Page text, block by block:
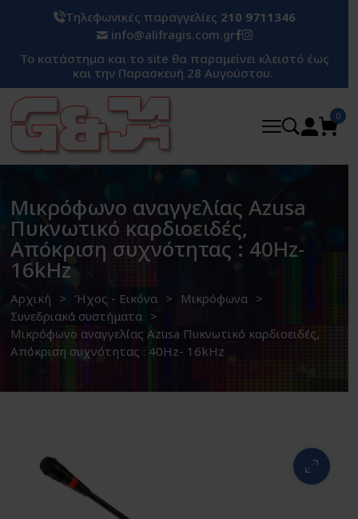
Το κατάστημα και το site θα παραμείνει κλειστό έως
και την Παρασκευή 28 Αυγούστου.
Τηλεφωνικές παραγγελίες 210 9711346
info@alifragis.com.gr
0
Μικρόφωνο αναγγελίας Azusa
Πυκνωτικό καρδιοειδές,
Απόκριση συχνότητας : 40Hz-
16kHz
Αρχική Ήχος - Εικόνα
Μικρόφωνα
Συνεδριακά συστήματα
Μικρόφωνο αναγγελίας Azusa Πυκνωτικό καρδιοειδές,
Απόκριση συχνότητας : 40Hz- 16kHz